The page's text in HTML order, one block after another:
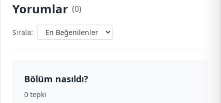
Yorumlar (0)
Sırala:
Bölüm nasıldı?
0 tepki